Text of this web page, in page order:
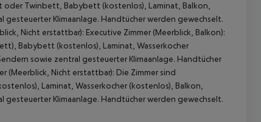
Twinbett, Babybett (kostenlos), Laminat, Balkon,
Klimaanlage. Handtücher werden gewechselt.
Nicht erstattbar): Executive Zimmer (Meerblick, Balkon):
Babybett (kostenlos), Laminat, Wasserkocher
sowie zentral gesteuerter Klimaanlage. Handtücher
(Meerblick, Nicht erstattbar): Die Zimmer sind
Laminat, Wasserkocher (kostenlos), Balkon,
Klimaanlage. Handtücher werden gewechselt.